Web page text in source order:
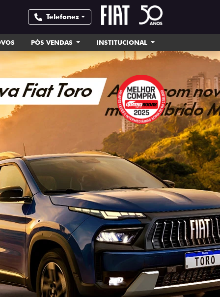
Telefones
PÓS VENDAS INSTITUCIONAL